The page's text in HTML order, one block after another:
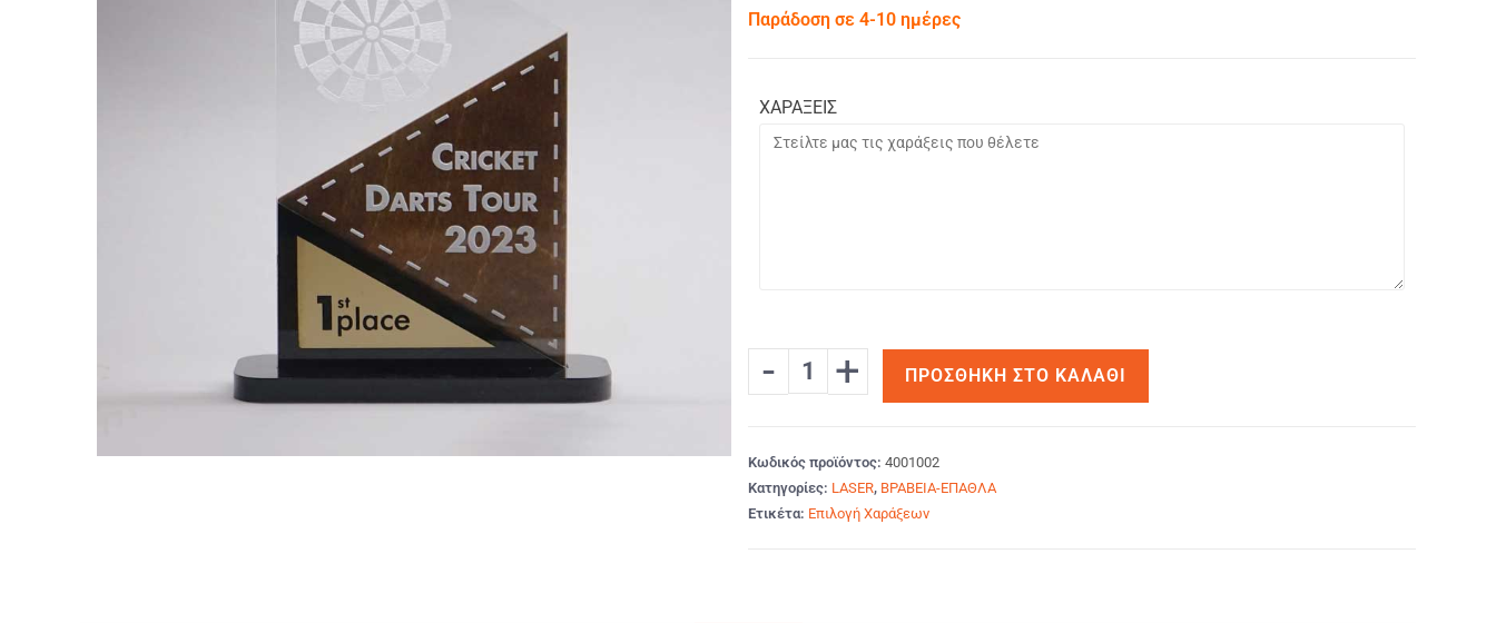
Παράδοση σε 4-10 ημέρες
ΧΑΡΑΞΕΙΣ
- + ΠΡΟΣΘΉΚΗ ΣΤΟ ΚΑΛΆΘΙ
Κωδικός προϊόντος: 4001002
Κατηγορίες: LASER, ΒΡΑΒΕΙΑ-ΕΠΑΘΛΑ
Ετικέτα: Επιλογή Χαράξεων